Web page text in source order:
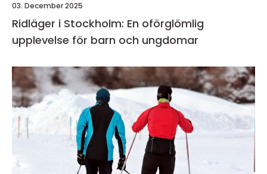
03. December 2025
Ridläger i Stockholm: En oförglömlig
upplevelse för barn och ungdomar